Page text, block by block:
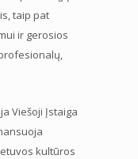
taip pat
ir gerosios
Viešoji Įstaiga
kultūros